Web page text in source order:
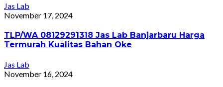
Jas Lab
November 17, 2024
TLP/WA 08129291318 Jas Lab Banjarbaru Harga
Termurah Kualitas Bahan Oke
Jas Lab
November 16, 2024